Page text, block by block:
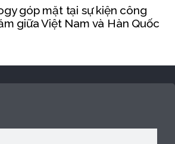
góp mặt tại sự kiện công
giữa Việt Nam và Hàn Quốc